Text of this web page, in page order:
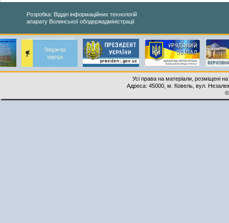
Розробка: Відділ інформаційних технологій
апарату Волинської облдержадміністрації
Усі права на матеріали, розміщені
Адреса: 45000, м. Ковель, вул.